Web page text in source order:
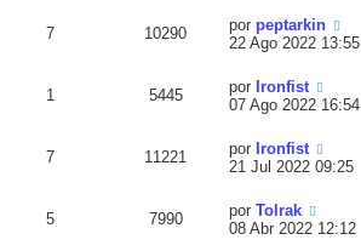
7 10290 por peptarkin
22 Ago 2022 13:55
1 5445 por Ironfist
07 Ago 2022 16:54
7 11221 por Ironfist
21 Jul 2022 09:25
5 7990 por Tolrak
08 Abr 2022 12:12